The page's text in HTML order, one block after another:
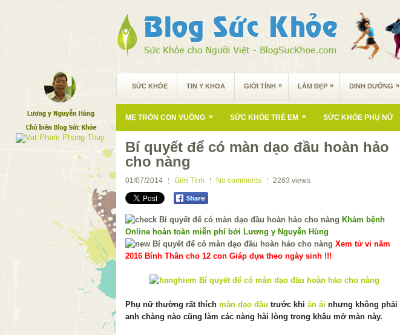
SỨC KHỎE TIN Y KHOA GIỚI TÍNH » LÀM ĐẸP » DINH DƯỠNG »
MẸ TRÒN CON VUÔNG » SỨC KHỎE TRẺ EM » SỨC KHỎE PHỤ NỮ
Bí quyết để có màn dạo đầu hoàn hảo
cho nàng
01/07/2014 Giới Tính No comments 2263 views
Khám bệnh
Online hoàn toàn miễn phí bởi Lương y Nguyễn Hùng
Xem tử vi năm
2016 Bính Thân cho 12 con Giáp dựa theo ngày sinh !!!
Phụ nữ thường rất thích màn dạo đầu trước khi ân ái nhưng không phải
anh chàng nào cũng làm các nàng hài lòng trong khâu mở màn này.